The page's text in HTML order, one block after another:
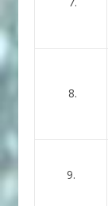
8.
9.